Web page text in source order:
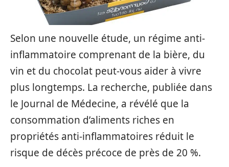
Selon une nouvelle étude, un régime anti-
inflammatoire comprenant de la bière, du
vin et du chocolat peut-vous aider à vivre
plus longtemps. La recherche, publiée dans
le Journal de Médecine, a révélé que la
consommation d’aliments riches en
propriétés anti-inflammatoires réduit le
risque de décès précoce de près de 20 %.